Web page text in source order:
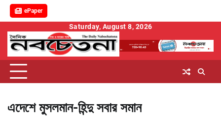
ePaper
content
Saturday, August 8, 2026
এদেশে মুসলমান-হিন্দু সবার সমান